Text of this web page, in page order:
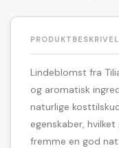
Lindeblomst fra
og aromatisk
naturlige
egenskaber,
fremme en god